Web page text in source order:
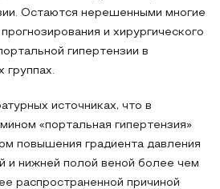
Остаются нерешенными многие
и хирургического
гипертензии в
группах.
источниках, что в
«портальная гипертензия»
повышения градиента давления
и нижней полой веной более чем
распространенной причиной